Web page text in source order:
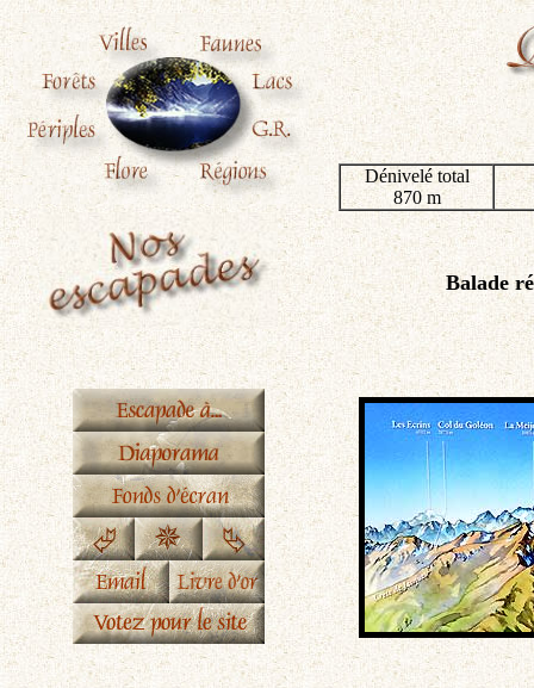
Dénivelé total
870 m
Balade